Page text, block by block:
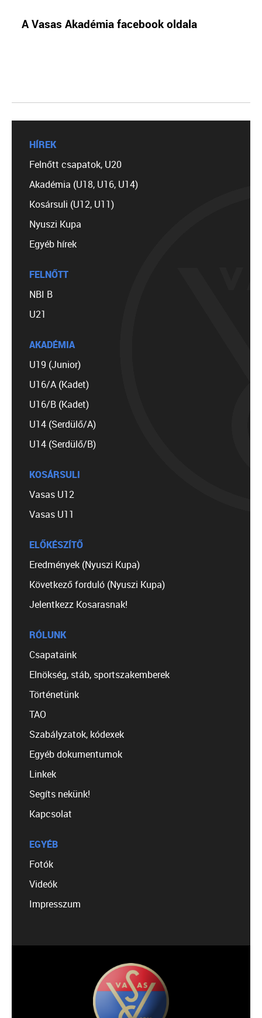
A Vasas Akadémia facebook oldala
HÍREK
Felnőtt csapatok, U20
Akadémia (U18, U16, U14)
Kosársuli (U12, U11)
Nyuszi Kupa
Egyéb hírek
FELNŐTT
NBI B
U21
AKADÉMIA
U19 (Junior)
U16/A (Kadet)
U16/B (Kadet)
U14 (Serdülő/A)
U14 (Serdülő/B)
KOSÁRSULI
Vasas U12
Vasas U11
ELŐKÉSZÍTŐ
Eredmények (Nyuszi Kupa)
Következő forduló (Nyuszi Kupa)
Jelentkezz Kosarasnak!
RÓLUNK
Csapataink
Elnökség, stáb, sportszakemberek
Történetünk
TAO
Szabályzatok, kódexek
Egyéb dokumentumok
Linkek
Segíts nekünk!
Kapcsolat
EGYÉB
Fotók
Videók
Impresszum